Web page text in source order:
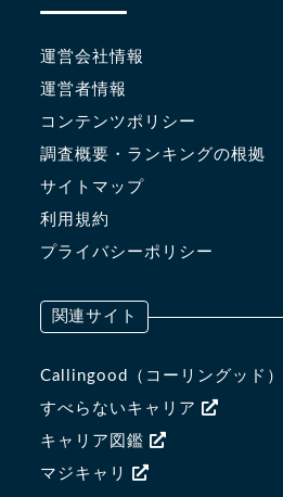
運営会社情報
運営者情報
コンテンツポリシー
調査概要・ランキングの根拠
サイトマップ
利用規約
プライバシーポリシー
関連サイト
Callingood（コーリングッド）
すべらないキャリア
キャリア図鑑
マジキャリ